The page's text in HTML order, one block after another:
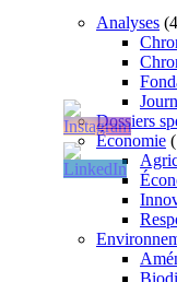
Analyses
Dossiers
Économie